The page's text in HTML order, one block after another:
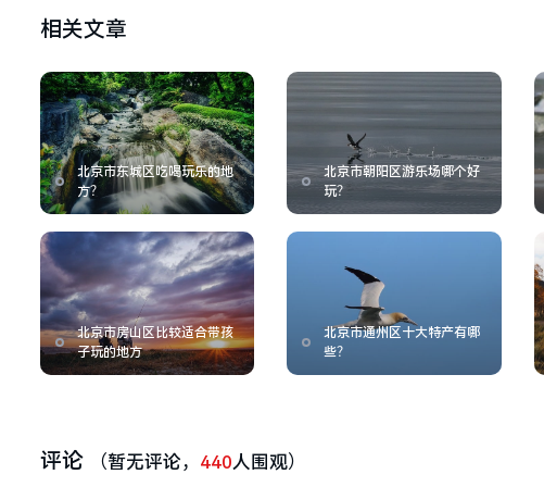
相关文章
北京市东城区吃喝玩乐的地
方？
北京市朝阳区游乐场哪个好
玩？
北京市房山区比较适合带孩
子玩的地方
北京市通州区十大特产有哪
些？
评论 （暂无评论， 440人围观）